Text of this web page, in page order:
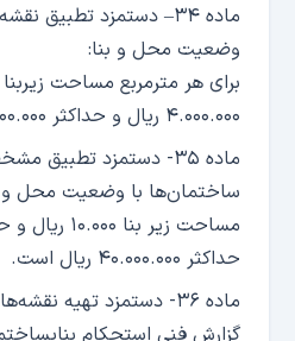
ماده ۳۴– دستمزد تطبیق
وضعیت محل و بنا:
۴.۰۰۰.۰۰۰ ریال و حداکثر ۴۰.۰۰۰.۰۰۰ ریال است.
ماده ۳۵- دستمزد تطبیق
ساختمان‌ها با وضعیت محل و
حداکثر ۴۰.۰۰۰.۰۰۰ ریال است.
ماده ۳۶- دستمزد تهیه
گزارش فنی استحکام